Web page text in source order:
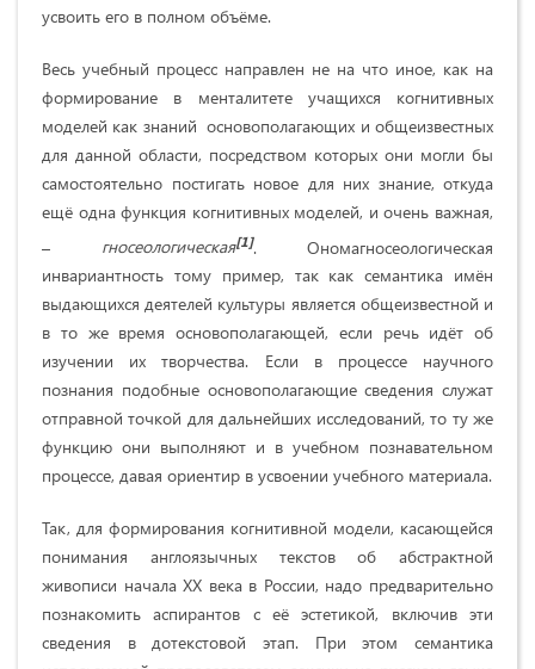
усвоить его в полном объёме.
Весь учебный процесс направлен не на что иное, как на
формирование в менталитете учащихся когнитивных
моделей как знаний основополагающих и общеизвестных
для данной области, посредством которых они могли бы
самостоятельно постигать новое для них знание, откуда
ещё одна функция когнитивных моделей, и очень важная,
– гносеологическая[1]. Ономагносеологическая
инвариантность тому пример, так как семантика имён
выдающихся деятелей культуры является общеизвестной и
в то же время основополагающей, если речь идёт об
изучении их творчества. Если в процессе научного
познания подобные основополагающие сведения служат
отправной точкой для дальнейших исследований, то ту же
функцию они выполняют и в учебном познавательном
процессе, давая ориентир в усвоении учебного материала.
Так, для формирования когнитивной модели, касающейся
понимания англоязычных текстов об абстрактной
живописи начала XX века в России, надо предварительно
познакомить аспирантов с её эстетикой, включив эти
сведения в дотекстовой этап. При этом семантика